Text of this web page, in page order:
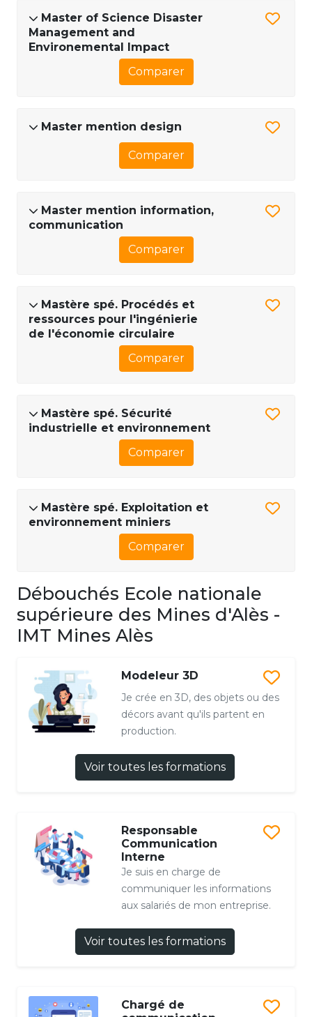
Master of Science Disaster
Management and
Environemental Impact
Comparer
Master mention design
Comparer
Master mention information,
communication
Comparer
Mastère spé. Procédés et
ressources pour l'ingénierie
de l'économie circulaire
Comparer
Mastère spé. Sécurité
industrielle et environnement
Comparer
Mastère spé. Exploitation et
environnement miniers
Comparer
Débouchés Ecole nationale
supérieure des Mines d'Alès -
IMT Mines Alès
Modeleur 3D
Je crée en 3D, des objets ou des
décors avant qu'ils partent en
production.
Voir toutes les formations
Responsable
Communication
Interne
Je suis en charge de
communiquer les informations
aux salariés de mon entreprise.
Voir toutes les formations
Chargé de